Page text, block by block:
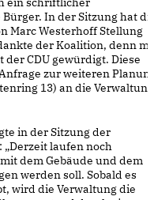
In der Sitzung hat
Marc Westerhoff Stellung
der Koalition, denn
CDU gewürdigt. Diese
zur weiteren
13) an die Verwaltung
in der Sitzung der
„Derzeit laufen noch
dem Gebäude und dem
werden soll. Sobald es
wird die Verwaltung die